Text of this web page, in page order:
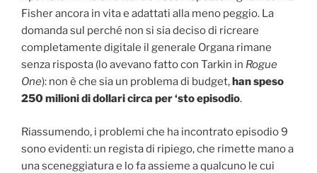
Fisher ancora in vita e adattati alla meno peggio. La
domanda sul perché non si sia deciso di ricreare
completamente digitale il generale Organa rimane
senza risposta (lo avevano fatto con Tarkin in Rogue
One): non è che sia un problema di budget, han speso
250 milioni di dollari circa per ‘sto episodio.
Riassumendo, i problemi che ha incontrato episodio 9
sono evidenti: un regista di ripiego, che rimette mano a
una sceneggiatura e lo fa assieme a qualcuno le cui